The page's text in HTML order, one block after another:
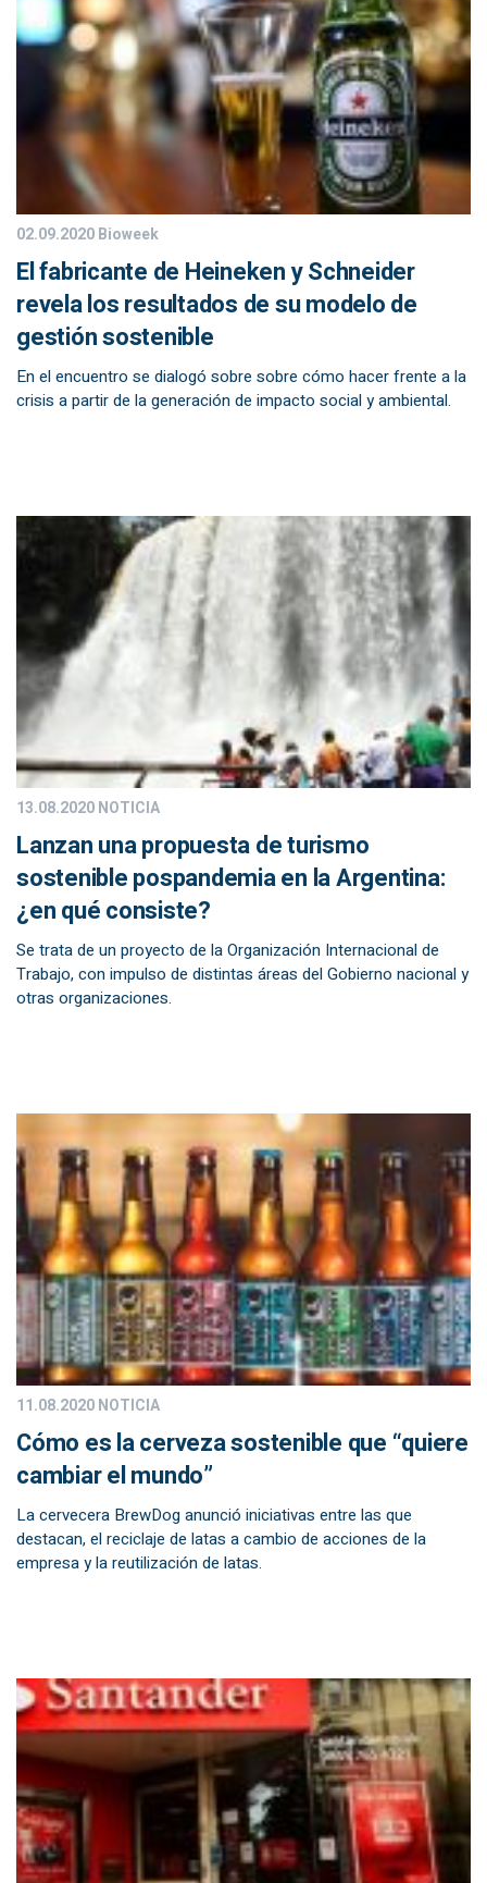
02.09.2020Bioweek
El fabricante de Heineken y Schneider
revela los resultados de su modelo de
gestión sostenible
En el encuentro se dialogó sobre sobre cómo hacer frente a la
crisis a partir de la generación de impacto social y ambiental.
13.08.2020NOTICIA
Lanzan una propuesta de turismo
sostenible pospandemia en la Argentina:
¿en qué consiste?
Se trata de un proyecto de la Organización Internacional de
Trabajo, con impulso de distintas áreas del Gobierno nacional y
otras organizaciones.
11.08.2020NOTICIA
Cómo es la cerveza sostenible que “quiere
cambiar el mundo”
La cervecera BrewDog anunció iniciativas entre las que
destacan, el reciclaje de latas a cambio de acciones de la
empresa y la reutilización de latas.